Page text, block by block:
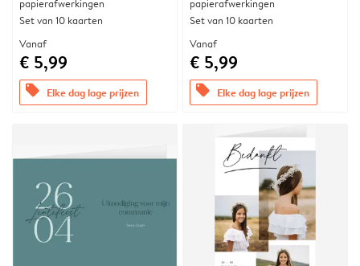
papierafwerkingen
Set van 10 kaarten
Vanaf
€ 5,99
offers Elke dag lage prijzen
papierafwerkingen
Set van 10 kaarten
Vanaf
€ 5,99
offers Elke dag lage prijzen